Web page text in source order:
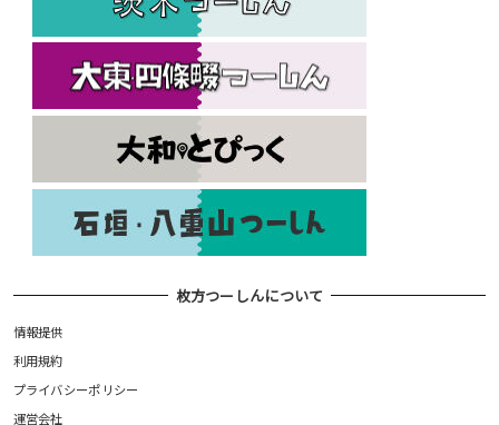
枚方つーしんについて
情報提供
利用規約
プライバシーポリシー
運営会社